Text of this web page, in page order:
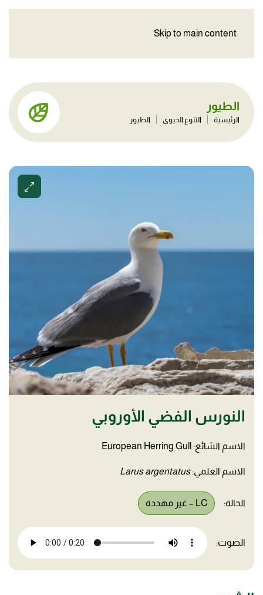
Skip to main content
الطيور
الرئيسية التنوع الحيوي الطيور
النورس الفضي الأوروبي
الاسم الشائع: European Herring Gull
الاسم العلمي:Larus argentatus
الحالة: LC – غير مهددة
الصوت: